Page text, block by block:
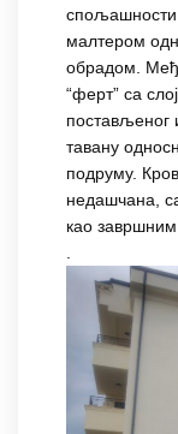
спољашности
малтером
обрадом.
“ферт” са
постављеног
тавану
подруму.
недашчана,
као
.